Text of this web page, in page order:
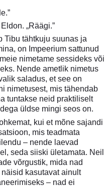
„Räägi.”
Tibu tähtkuju suunas ja
on Impeerium sattunud
nimetame sessideks või
Nende ametlik nimetus
saladus, et see on
nimetusest, mis tähendab
tuntakse neid praktiliselt
üldse mingi seos on.
kui et mõne sajandi
mis teadmata
– nende laevad
seda siiski ületamata. Neil
võrgustik, mida nad
kasutavat ainult
– nad ei